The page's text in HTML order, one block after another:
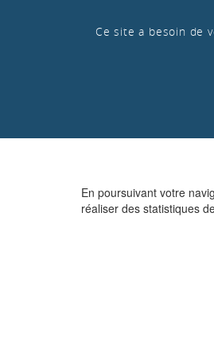
En poursuivant votre
réaliser des statistiques
Ce site a besoin de